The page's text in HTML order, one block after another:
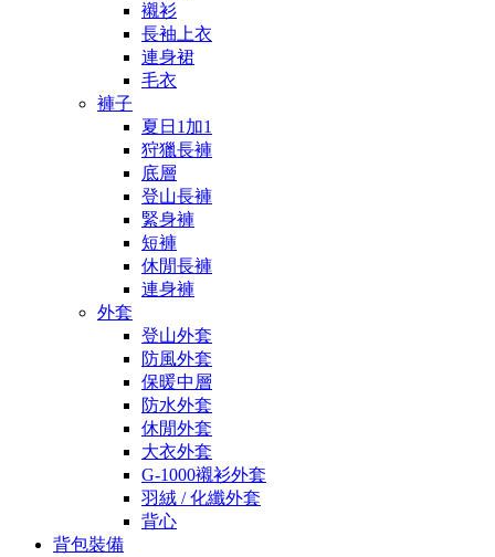
襯衫
長袖上衣
連身裙
毛衣
褲子
夏日1加1
狩獵長褲
底層
登山長褲
緊身褲
短褲
休閒長褲
連身褲
外套
登山外套
防風外套
保暖中層
防水外套
休閒外套
大衣外套
G-1000襯衫外套
羽絨 / 化纖外套
背心
背包裝備